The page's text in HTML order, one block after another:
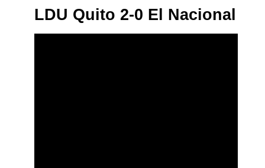
LDU Quito 2-0 El Nacional